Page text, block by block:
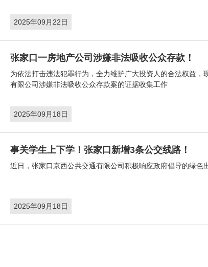
2025年09月22日
张家口一房地产公司涉嫌非法吸收公众存款！
为依法打击违法犯罪行为，全力维护广大投资人的合法权益，
有限公司涉嫌非法吸收公众存款案的证据收集工作
2025年09月18日
事关学生上下学！张家口新增3条公交线路！
近日，张家口京西公共交通有限公司积极响应政府倡导的绿色
2025年09月18日